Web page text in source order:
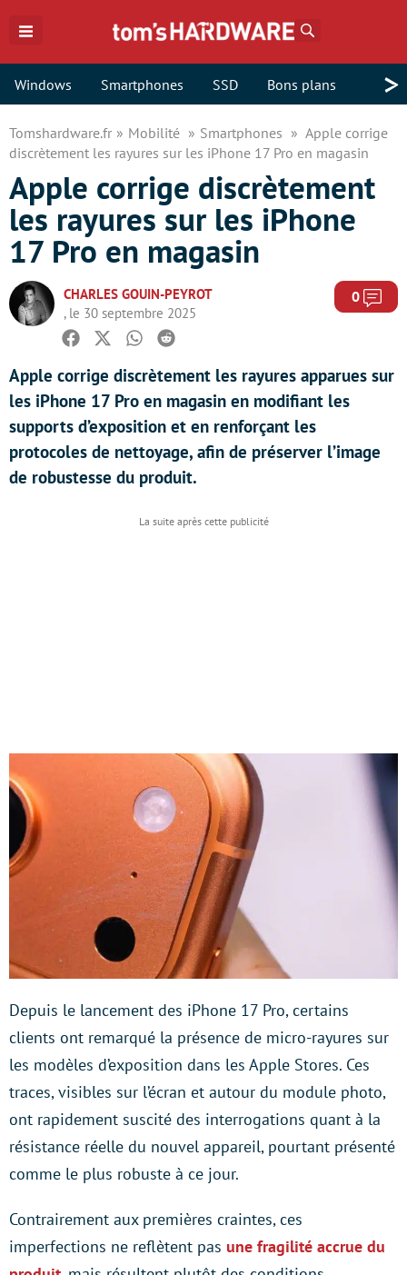
Windows Smartphones SSD Bons plans >
Tomshardware.fr Mobilité Smartphones
Apple corrige
discrètement les rayures sur les iPhone 17 Pro en magasin
Apple corrige discrètement
les rayures sur les iPhone
17 Pro en magasin
CHARLES GOUIN-PEYROT
, le 30 septembre 2025
0
Facebook
TwitterWhatsapp
Reddit
Apple corrige discrètement les rayures apparues sur
les iPhone 17 Pro en magasin en modifiant les
supports d’exposition et en renforçant les
protocoles de nettoyage, afin de préserver l’image
de robustesse du produit.
Depuis le lancement des iPhone 17 Pro, certains
clients ont remarqué la présence de micro-rayures sur
les modèles d’exposition dans les Apple Stores. Ces
traces, visibles sur l’écran et autour du module photo,
ont rapidement suscité des interrogations quant à la
résistance réelle du nouvel appareil, pourtant présenté
comme le plus robuste à ce jour.
Contrairement aux premières craintes, ces
imperfections ne reflètent pas une fragilité accrue du